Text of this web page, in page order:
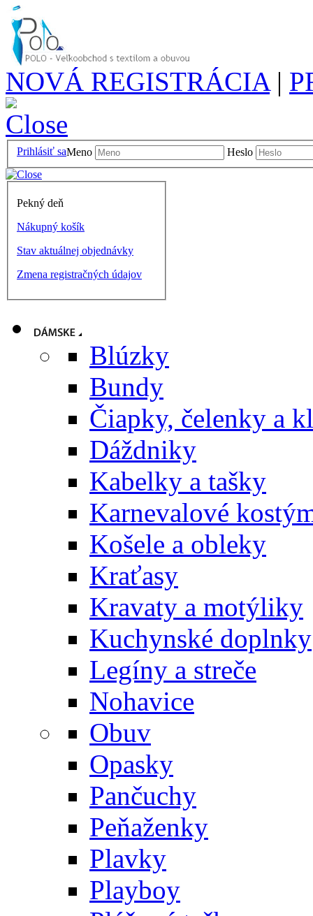
NOVÁ REGISTRÁCIA|
Meno Heslo
Prihlásiť sa
Pekný deň
Nákupný košík
Stav aktuálnej objednávky
Zmena registračných údajov
Blúzky
Bundy
Čiapky, čelenky a
Dáždniky
Kabelky a tašky
Karnevalové
Košele a obleky
Kraťasy
Kravaty a motýliky
Kuchynské doplnky
Legíny a streče
Nohavice
Obuv
Opasky
Pančuchy
Peňaženky
Plavky
Playboy